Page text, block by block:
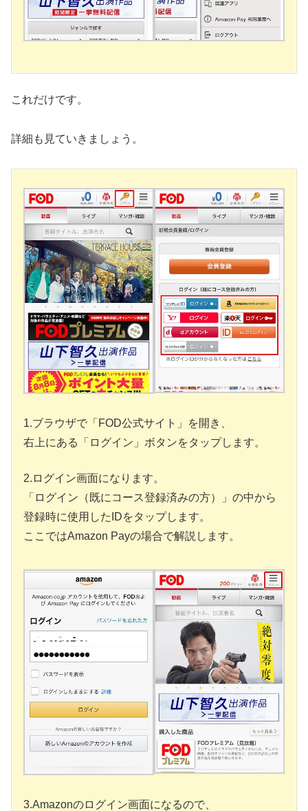
これだけです。
詳細も見ていきましょう。
1.ブラウザで「FOD公式サイト」を開き、
右上にある「ログイン」ボタンをタップします。
2.ログイン画面になります。
「ログイン（既にコース登録済みの方）」の中から
登録時に使用したIDをタップします。
ここではAmazon Payの場合で解説します。
3.Amazonのログイン画面になるので、